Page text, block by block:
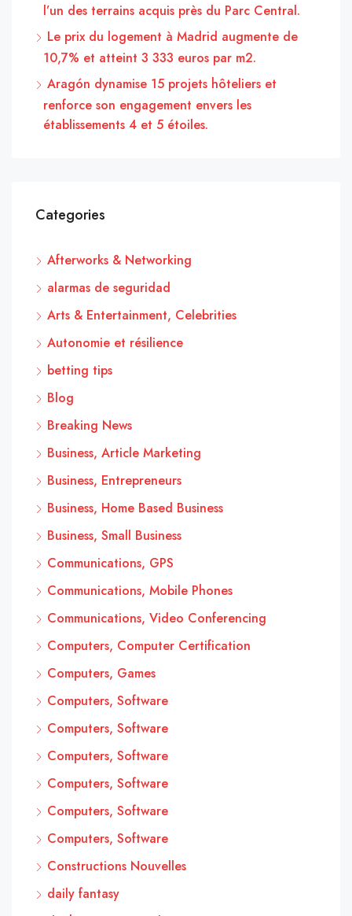
l’un des terrains acquis près du Parc Central.
Le prix du logement à Madrid augmente de
10,7% et atteint 3 333 euros par m2.
Aragón dynamise 15 projets hôteliers et
renforce son engagement envers les
établissements 4 et 5 étoiles.
Categories
Afterworks & Networking
alarmas de seguridad
Arts & Entertainment, Celebrities
Autonomie et résilience
betting tips
Blog
Breaking News
Business, Article Marketing
Business, Entrepreneurs
Business, Home Based Business
Business, Small Business
Communications, GPS
Communications, Mobile Phones
Communications, Video Conferencing
Computers, Computer Certification
Computers, Games
Computers, Software
Computers, Software
Computers, Software
Computers, Software
Computers, Software
Computers, Software
Constructions Nouvelles
daily fantasy